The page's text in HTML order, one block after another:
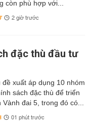
còn phù hợp với...
2 giờ trước
đặc thù đầu tư
đề xuất áp dụng 10 nhóm
sách đặc thù để triển
đai 5, trong đó có...
01 phút trước